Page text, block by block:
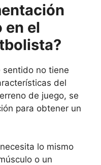
en el
sentido no tiene
del
de juego, se
para obtener un
lo mismo
o un